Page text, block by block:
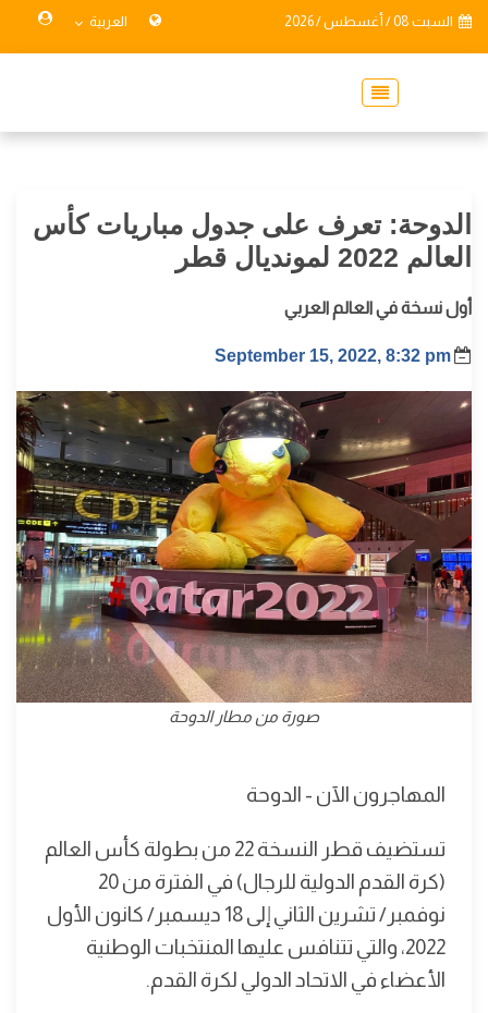
السبت 08 / أغسطس / 2026 العربية
الدوحة: تعرف على جدول مباريات كأس
العالم 2022 لمونديال قطر
أول نسخة في العالم العربي
September 15, 2022, 8:32 pm
صورة من مطار الدوحة
المهاجرون الآن - الدوحة
تستضيف قطر النسخة 22 من بطولة كأس العالم
(كرة القدم الدولية للرجال) في الفترة من 20
نوفمبر/ تشرين الثاني إلى 18 ديسمبر/ كانون الأول
2022، والتي تتنافس عليها المنتخبات الوطنية
الأعضاء في الاتحاد الدولي لكرة القدم.